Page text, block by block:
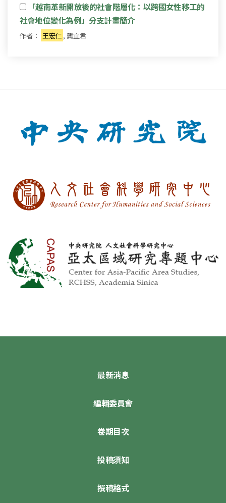
「越南革新開放後的社會階層化：以跨國女性移工的
社會地位變化為例」分支計畫簡介
作者： 王宏仁 , 龔宜君
最新消息
編輯委員會
卷期目次
投稿須知
撰稿格式